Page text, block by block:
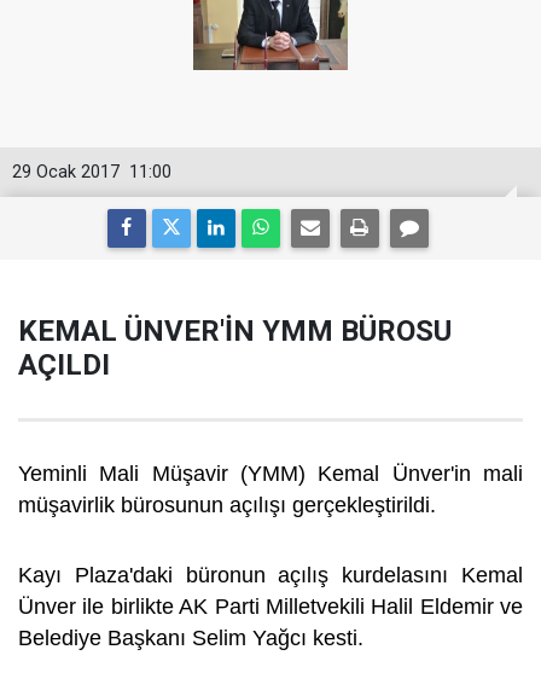
11:00
29 Ocak 2017
KEMAL ÜNVER'İN YMM BÜROSU
AÇILDI
Yeminli Mali Müşavir (YMM) Kemal Ünver'in mali
müşavirlik bürosunun açılışı gerçekleştirildi.
Kayı Plaza'daki büronun açılış kurdelasını Kemal
Ünver ile birlikte AK Parti Milletvekili Halil Eldemir ve
Belediye Başkanı Selim Yağcı kesti.